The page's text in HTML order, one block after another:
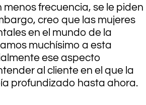
menos frecuencia, se le piden
creo que las mujeres
en el mundo de la
muchísimo a esta
ese aspecto
al cliente en el que la
profundizado hasta ahora.